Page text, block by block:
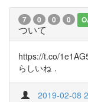
7 0 0 0
ついて
https://t.co/
らしいね．
2019-02-08